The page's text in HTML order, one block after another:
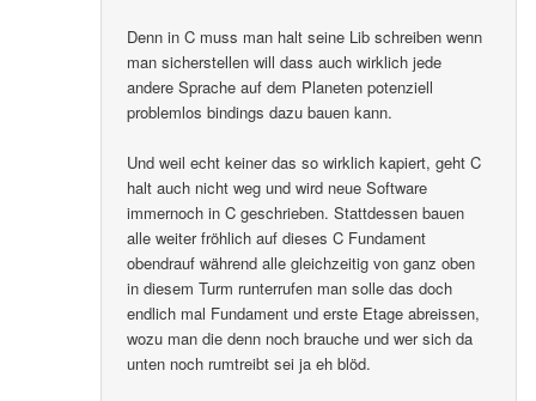
Denn in C muss man halt seine Lib schreiben wenn
man sicherstellen will dass auch wirklich jede
andere Sprache auf dem Planeten potenziell
problemlos bindings dazu bauen kann.
Und weil echt keiner das so wirklich kapiert, geht C
halt auch nicht weg und wird neue Software
immernoch in C geschrieben. Stattdessen bauen
alle weiter fröhlich auf dieses C Fundament
obendrauf während alle gleichzeitig von ganz oben
in diesem Turm runterrufen man solle das doch
endlich mal Fundament und erste Etage abreissen,
wozu man die denn noch brauche und wer sich da
unten noch rumtreibt sei ja eh blöd.